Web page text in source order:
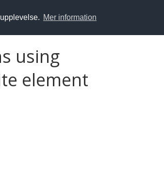
Mer information
using
element